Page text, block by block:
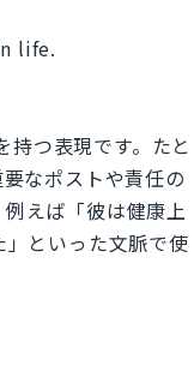
life.
つ表現です。たと
なポストや責任の
えば「彼は健康上
といった文脈で使